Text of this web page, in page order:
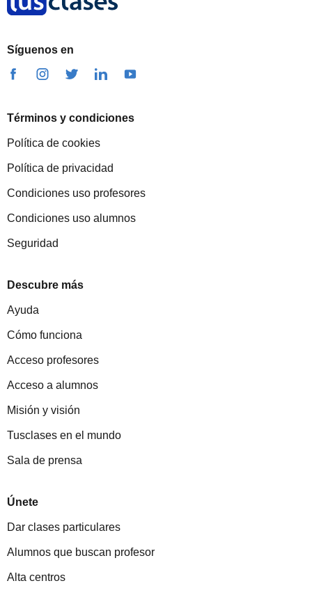
Síguenos en
Términos y condiciones
Política de cookies
Política de privacidad
Condiciones uso profesores
Condiciones uso alumnos
Seguridad
Descubre más
Ayuda
Cómo funciona
Acceso profesores
Acceso a alumnos
Misión y visión
Tusclases en el mundo
Sala de prensa
Únete
Dar clases particulares
Alumnos que buscan profesor
Alta centros